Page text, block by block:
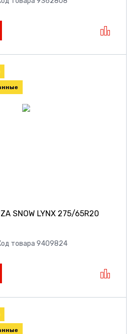
SNOW LYNX 275/65R20
товара 9409824